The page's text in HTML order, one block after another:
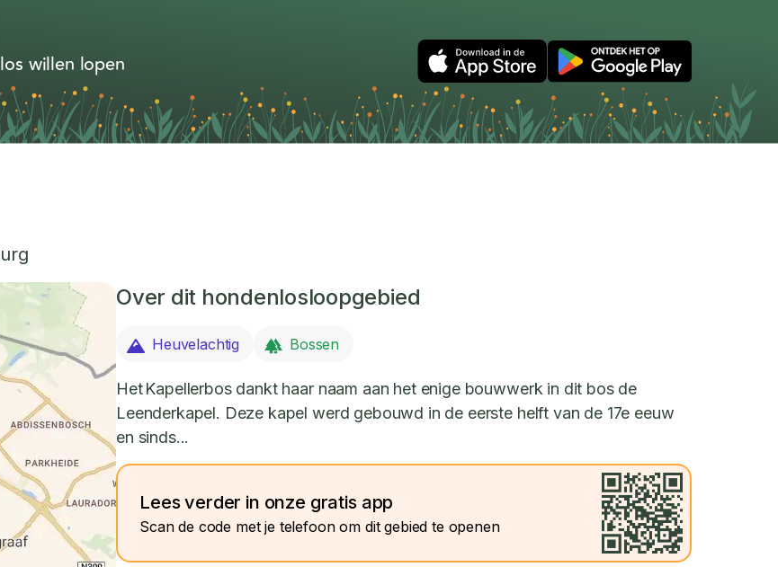
willen lopen
Over dit hondenlosloopgebied
Heuvelachtig Bossen
Het Kapellerbos dankt haar naam aan het enige bouwwerk in dit bos de
Leenderkapel. Deze kapel werd gebouwd in de eerste helft van de 17e eeuw
en sinds...
Lees verder in onze gratis app
Scan de code met je telefoon om dit gebied te openen